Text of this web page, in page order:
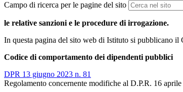
Campo di ricerca per le pagine del sito
le relative sanzioni e le procedure di irrogazione.
In questa pagina del sito web di Istituto si pubblicano
Codice di comportamento dei dipendenti pubblici
DPR 13 giugno 2023 n. 81
Regolamento concernente modifiche al D.P.R. 16